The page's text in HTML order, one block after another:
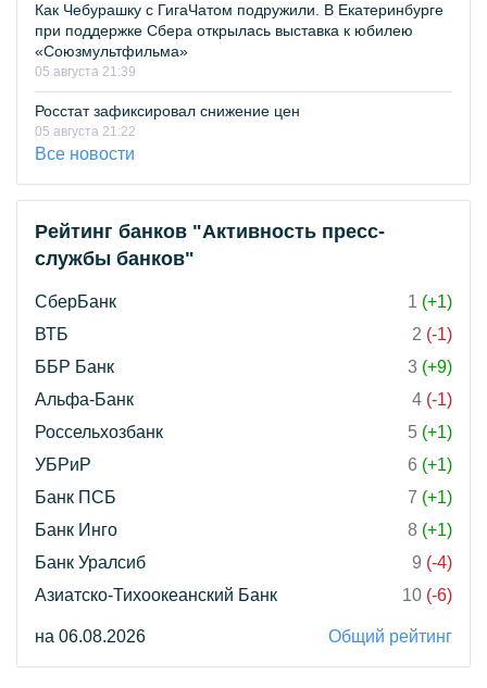
Как Чебурашку с ГигаЧатом подружили. В Екатеринбурге
при поддержке Сбера открылась выставка к юбилею
«Союзмультфильма»
05 августа 21:39
Росстат зафиксировал снижение цен
05 августа 21:22
Все новости
Рейтинг банков "Активность пресс-
службы банков"
СберБанк 1 (+1)
ВТБ
2 (-1)
ББР Банк
3 (+9)
Альфа-Банк
4 (-1)
Россельхозбанк
5 (+1)
УБРиР
6 (+1)
Банк ПСБ
7 (+1)
Банк Инго
8 (+1)
Банк Уралсиб
9 (-4)
Азиатско-Тихоокеанский Банк
10 (-6)
на 06.08.2026 Общий рейтинг